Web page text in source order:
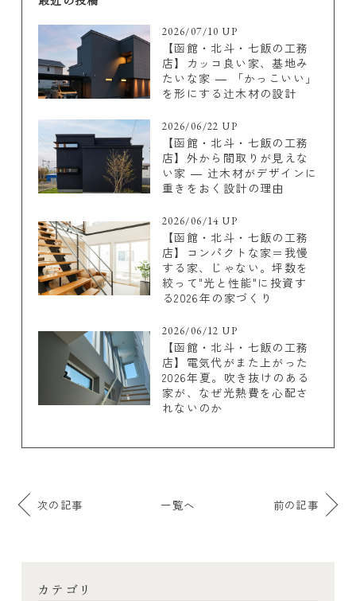
2026/07/10 UP
【函館・北斗・七飯の工務
店】カッコ良い家、基地み
たいな家 ― 「かっこいい」
を形にする辻木材の設計
2026/06/22 UP
【函館・北斗・七飯の工務
店】外から間取りが見えな
い家 ― 辻木材がデザインに
重きをおく設計の理由
2026/06/14 UP
【函館・北斗・七飯の工務
店】コンパクトな家＝我慢
する家、じゃない。坪数を
絞って"光と性能"に投資す
る2026年の家づくり
2026/06/12 UP
【函館・北斗・七飯の工務
店】電気代がまた上がった
2026年夏。吹き抜けのある
家が、なぜ光熱費を心配さ
れないのか
次の記事 一覧へ 前の記事
カテゴリ